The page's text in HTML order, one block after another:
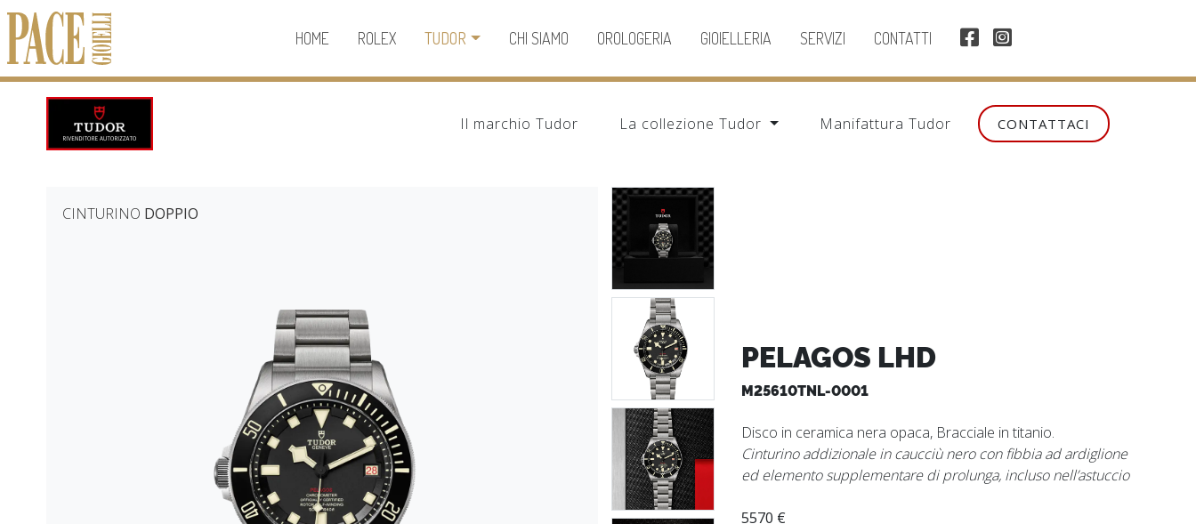
HOME ROLEX TUDOR CHI SIAMO OROLOGERIA GIOIELLERIA SERVIZI CONTATTI
Il marchio Tudor La collezione Tudor Manifattura Tudor CONTATTACI
CINTURINO DOPPIO
PELAGOS LHD
M25610TNL-0001
Disco in ceramica nera opaca, Bracciale in titanio.
Cinturino addizionale in caucciù nero con fibbia ad ardiglione
ed elemento supplementare di prolunga, incluso nell’astuccio
5570 €